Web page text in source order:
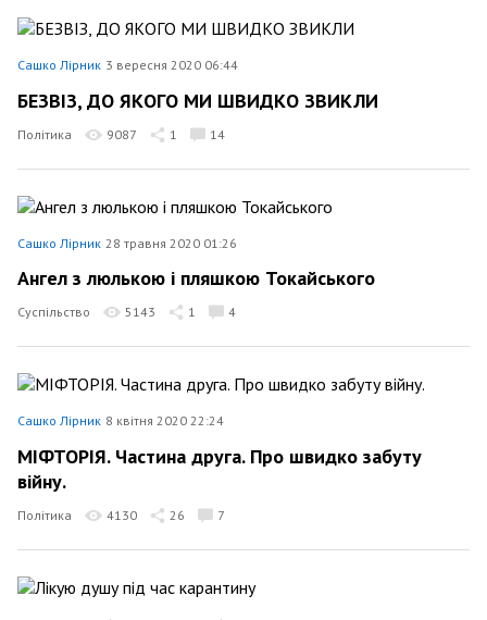
Сашко Лірник 3 вересня 2020 06:44
БЕЗВІЗ, ДО ЯКОГО МИ ШВИДКО ЗВИКЛИ
Політика 9087 1 14
Сашко Лірник 28 травня 2020 01:26
Ангел з люлькою і пляшкою Токайського
Суспільство 5143 1 4
Сашко Лірник 8 квітня 2020 22:24
МІФТОРІЯ. Частина друга. Про швидко забуту
війну.
Політика 4130 26 7